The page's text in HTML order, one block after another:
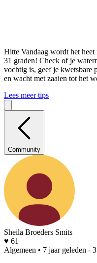
Hitte Vandaag wordt het
31 graden! Check of je
vochtig is, geef je kwetsbare
en wacht met zaaien tot het
Lees meer tips
Community
Sheila Broeders Smits
♥ 61
Algemeen • 7 jaar geleden -